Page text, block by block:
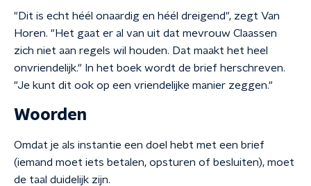
"Dit is echt héél onaardig en héél dreigend", zegt Van
Horen. "Het gaat er al van uit dat mevrouw Claassen
zich niet aan regels wil houden. Dat maakt het heel
onvriendelijk." In het boek wordt de brief herschreven.
"Je kunt dit ook op een vriendelijke manier zeggen."
Woorden
Omdat je als instantie een doel hebt met een brief
(iemand moet iets betalen, opsturen of besluiten), moet
de taal duidelijk zijn.